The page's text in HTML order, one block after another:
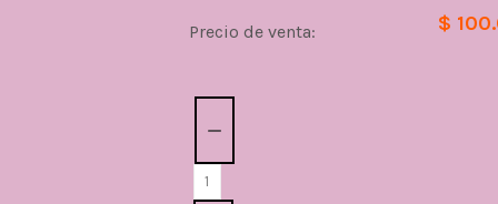
Precio de venta: $